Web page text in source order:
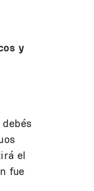
y
el
fue